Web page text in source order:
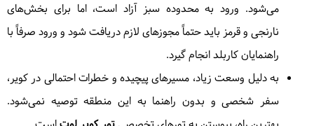
می‌شود. ورود به محدوده سبز آزاد است، اما برای بخش‌های
نارنجی و قرمز باید حتماً مجوزهای لازم دریافت شود و ورود صرفاً با
راهنمایان کاربلد انجام گیرد.
به دلیل وسعت زیاد، مسیرهای پیچیده و خطرات احتمالی در کویر،
سفر شخصی و بدون راهنما به این منطقه توصیه نمی‌شود.